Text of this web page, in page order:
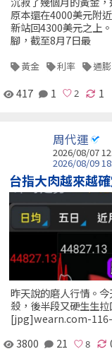
原本還在4000美元附
新站回4300美元之上
腳，截至8月7日最
黃金 利率 通膨
417 1 1
周代運
2026/08/07
2026/08/09
台指大肉越來越
昨天說的磨人行情。
殺，後半段又硬生生
[jpg]wearn.com-
3800
21